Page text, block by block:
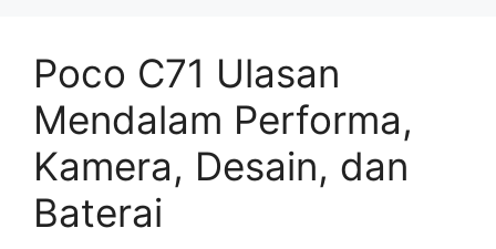
Poco C71 Ulasan
Mendalam Performa,
Kamera, Desain, dan
Baterai